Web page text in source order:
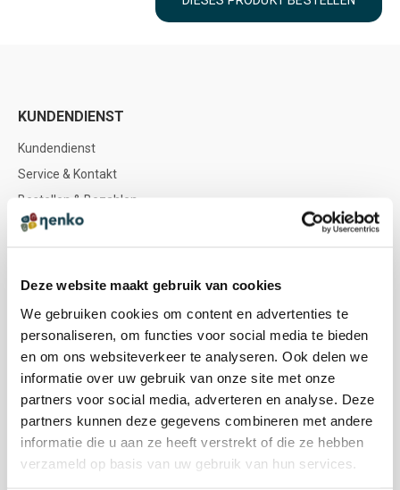
Deze website maakt gebruik van cookies
We gebruiken cookies om content en advertenties te
personaliseren, om functies voor social media te bieden
en om ons websiteverkeer te analyseren. Ook delen we
informatie over uw gebruik van onze site met onze
partners voor social media, adverteren en analyse. Deze
partners kunnen deze gegevens combineren met andere
informatie die u aan ze heeft verstrekt of die ze hebben
verzameld op basis van uw gebruik van hun services.
KUNDENDIENST
Kundendienst
Service & Kontakt
Bestellen & Bezahlen
Lieferung
Garantie & Reparatur
NENKO
Nenko-team
Sozialen Werkstätte
Sinne & Symbole
Farbberatung